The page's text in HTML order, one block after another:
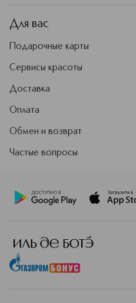
Для вас
Подарочные карты
Сервисы красоты
Доставка
Оплата
Обмен и возврат
Частые вопросы